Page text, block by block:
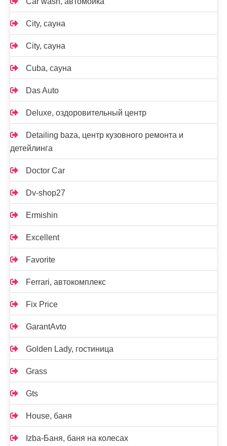
City, сауна
City, сауна
Cuba, сауна
Das Auto
Deluxe, оздоровительный центр
Detailing baza, центр кузовного ремонта и
детейлинга
Doctor Car
Dv-shop27
Ermishin
Excellent
Favorite
Ferrari, автокомплекс
Fix Price
GarantAvto
Golden Lady, гостиница
Grass
Gts
House, баня
Izba-Баня, баня на колесах